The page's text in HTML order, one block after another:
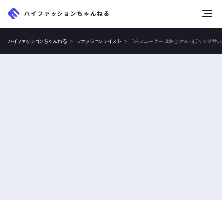
ハイファッションちゃんねる ファッションテイスト 「白スニーカーはおじさんっぽくてダサ